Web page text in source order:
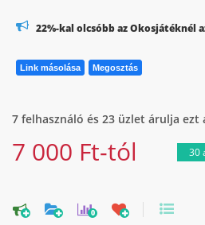
22%-kal olcsóbb az Okosjátéknél
Link másolása Megosztás
7 felhasználó és 23 üzlet árulja ezt
7 000 Ft-tól 30
0